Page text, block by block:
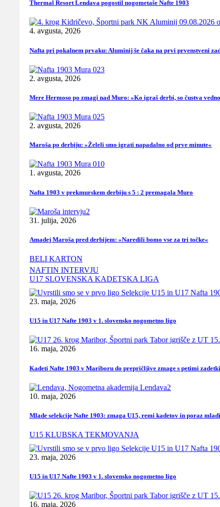
Thermal Resort Lendava pogostil nogometaše Nafte 1903
4. avgusta, 2026
Nafta pri pokalnem prvaku: Aluminij še čaka na prvi prvenstveni
2. avgusta, 2026
Mere Hermoso po zmagi nad Muro: »Ko igraš derbi, so čustva
2. avgusta, 2026
Maroša po derbiju: »Želeli smo igrati napadalno od prve minute«
1. avgusta, 2026
Nafta 1903 v prekmurskem derbiju s 5 : 2 premagala Muro
31. julija, 2026
Amadej Maroša pred derbijem: »Naredili bomo vse za tri točke«
BELI KARTON
NAFTIN INTERVJU
U17 SLOVENSKA KADETSKA LIGA
23. maja, 2026
U15 in U17 Nafte 1903 v 1. slovensko nogometno ligo
16. maja, 2026
Kadeti Nafte 1903 v Mariboru do prepričljive zmage s petimi zadetki
10. maja, 2026
Mlade selekcije Nafte 1903: zmaga U15, remi kadetov in poraz
U15 KLUBSKA TEKMOVANJA
23. maja, 2026
U15 in U17 Nafte 1903 v 1. slovensko nogometno ligo
16. maja, 2026